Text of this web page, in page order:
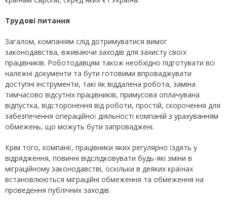
Трудові питання
Загалом, компаніям слід дотримуватися вимог
законодавства, вживаючи заходів для захисту своїх
працівників. Роботодавцям також необхідно підготувати всі
належні документи та бути готовими впроваджувати
доступні інструменти, такі як віддалена робота, заміна
тимчасово відсутніх працівників, примусова оплачувана
відпустка, відсторонення від роботи, простій, скорочення для
забезпечення операційної діяльності компаній з урахуванням
обмежень, що можуть бути запроваджені.
Крім того, компанії, працівники яких регулярно їздять у
відрядження, повинні відслідковувати будь-які зміни в
міграційному законодавстві, оскільки в деяких країнах
встановлюються міграційні обмеження та обмеження на
проведення публічних заходів.